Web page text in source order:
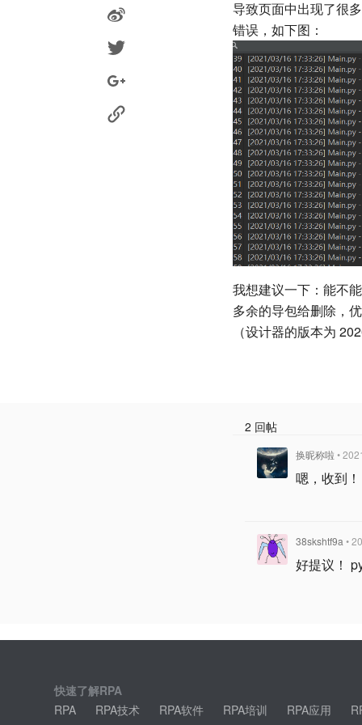
导致页面中出现了很
错误，如下图：
我想建议一下：能不
多余的导包给删除，
（设计器的版本为
2 回帖
换昵称啦 •
嗯，收到！
38skshtf9a •
好提议！
快速了解RPA
RPA
RPA技术 RPA软件 RPA培训 RPA应用